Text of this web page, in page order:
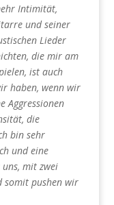
Intimität,
und seiner
Lieder
die mir am
ist auch
haben, wenn wir
Aggressionen
die
bin sehr
und eine
mit zwei
somit pushen wir